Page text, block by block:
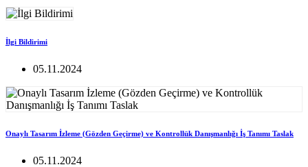
İlgi Bildirimi
05.11.2024
Onaylı Tasarım İzleme (Gözden Geçirme) ve Kontrollük Danışmanlığı İş Tanımı Taslak
05.11.2024